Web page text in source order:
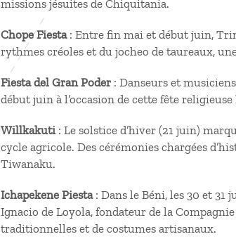
missions jésuites de Chiquitania.
Chope Fiesta: Entre fin mai et début juin,
rythmes créoles et du jocheo de taureaux,
Fiesta del Gran Poder : Danseurs et
début juin à l’occasion de cette fête
Willkakuti : Le solstice d’hiver (21 juin)
cycle agricole. Des cérémonies chargées
Tiwanaku.
Ichapekene Piesta: Dans le Béni, les 30 et 31
Ignacio de Loyola, fondateur de la
traditionnelles et de costumes artisanaux.